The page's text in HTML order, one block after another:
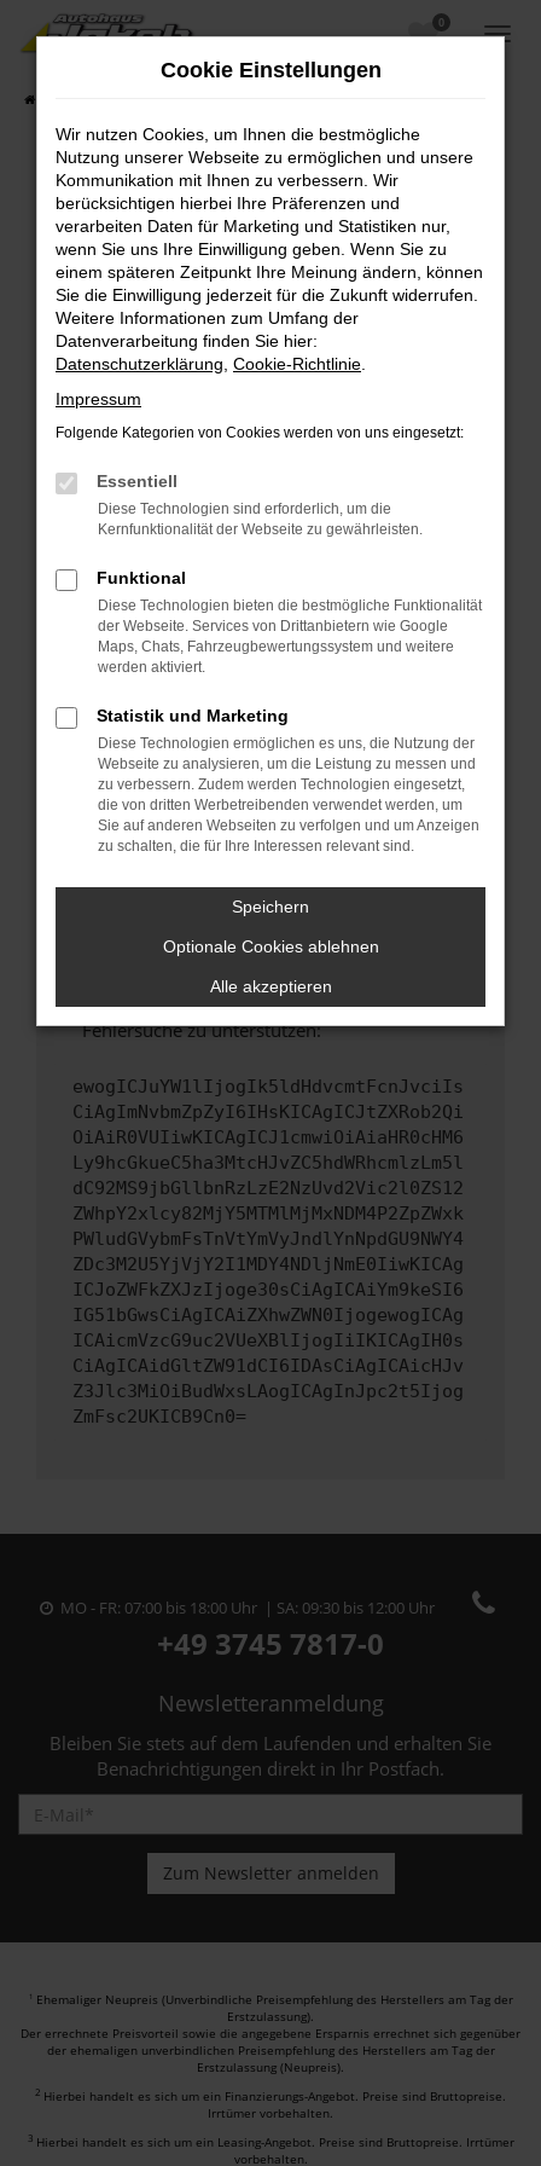
Zum
Hauptinhalt
0
Fehler: Network Error
Beim Laden ist ein Fehler aufgetreten.
Hier sind ein paar Tipps, die dir helfen können:
Überprüfe deine Firewall und deine
Internetverbindung.
Laden andere Webseiten, zum Beispiel deine
Suchmaschine?
Prüfe deine Browsererweiterungen.
Manche Erweiterungen, wie Werbeblocker,
können das Laden bestimmter Seiten
verhindern. Funktioniert die Seite in einem
Fenster?
Starte dein Gerät neu.
Das kann manchmal helfen, vorübergehende
Probleme zu beheben.
Betriebssystem auf dem neuesten Stand
sind.
Veraltete Software birgt nicht nur ein
Sicherheitsrisiko, sondern kann auch dazu
führen, dass bestimmte Funktionen nicht mehr
unterstützt werden.
Wende dich an den Webseitenbetreiber.
Wenn du alle oben genannten Schritte versucht
hast, kontaktiere uns bitte. Wir werden
versuchen, das Problem zu beheben. Du kannst
uns diesen Text schicken, um uns bei der
Fehlersuche zu unterstützen:
ewogICJuYW1lIjogIk5ldHdvcmtFcnJvciIs
CiAgImNvbmZpZyI6IHsKICAgICJtZXRob2Qi
OiAiR0VUIiwKICAgICJ1cmwiOiAiaHR0cHM6
Ly9hcGkueC5ha3MtcHJvZC5hdWRhcmlzLm5l
dC92MS9jbGllbnRzLzE2NzUvd2Vic2l0ZS12
ZWhpY2xlcy82MjY5MTMlMjMxNDM4P2ZpZWxk
PWludGVybmFsTnVtYmVyJndlYnNpdGU9NWY4
ZDc3M2U5YjVjY2I1MDY4NDljNmE0IiwKICAg
ICJoZWFkZXJzIjoge30sCiAgICAiYm9keSI6
IG51bGwsCiAgICAiZXhwZWN0IjogewogICAg
ICAicmVzcG9uc2VUeXBlIjogIiIKICAgIH0s
CiAgICAidGltZW91dCI6IDAsCiAgICAicHJv
Z3Jlc3MiOiBudWxsLAogICAgInJpc2t5Ijog
ZmFsc2UKICB9Cn0=
MO - FR: 07:00 bis 18:00 Uhr | SA: 09:30 bis 12:00 Uhr
+49 3745 7817-0
Newsletteranmeldung
Bleiben Sie stets auf dem Laufenden und erhalten Sie
Benachrichtigungen direkt in Ihr Postfach.
1 Ehemaliger Neupreis (Unverbindliche Preisempfehlung des Herstellers am Tag der
Erstzulassung).
Der errechnete Preisvorteil sowie die angegebene Ersparnis errechnet sich gegenüber
der ehemaligen unverbindlichen Preisempfehlung des Herstellers am Tag der
Erstzulassung (Neupreis).
2 Hierbei handelt es sich um ein Finanzierungs-Angebot. Preise sind Bruttopreise.
Irrtümer vorbehalten.
3 Hierbei handelt es sich um ein Leasing-Angebot. Preise sind Bruttopreise. Irrtümer
vorbehalten.
Cookie Einstellungen
Wir nutzen Cookies, um Ihnen die bestmögliche
Nutzung unserer Webseite zu ermöglichen und unsere
Kommunikation mit Ihnen zu verbessern. Wir
berücksichtigen hierbei Ihre Präferenzen und
verarbeiten Daten für Marketing und Statistiken nur,
wenn Sie uns Ihre Einwilligung geben. Wenn Sie zu
einem späteren Zeitpunkt Ihre Meinung ändern, können
Sie die Einwilligung jederzeit für die Zukunft widerrufen.
Weitere Informationen zum Umfang der
Datenverarbeitung finden Sie hier:
Datenschutzerklärung Cookie-Richtlinie
Impressum
Folgende Kategorien von Cookies werden von uns eingesetzt:
Essentiell
Diese Technologien sind erforderlich, um die
Kernfunktionalität der Webseite zu gewährleisten.
Funktional
Diese Technologien bieten die bestmögliche Funktionalität
der Webseite. Services von Drittanbietern wie Google
Maps, Chats, Fahrzeugbewertungssystem und weitere
werden aktiviert.
Statistik und Marketing
Diese Technologien ermöglichen es uns, die Nutzung der
Webseite zu analysieren, um die Leistung zu messen und
zu verbessern. Zudem werden Technologien eingesetzt,
die von dritten Werbetreibenden verwendet werden, um
Sie auf anderen Webseiten zu verfolgen und um Anzeigen
zu schalten, die für Ihre Interessen relevant sind.
Speichern
Optionale Cookies ablehnen
Alle akzeptieren